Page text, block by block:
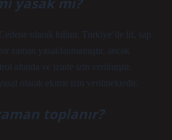
olarak bilinir. Türkiye’de lif, sap
zaman yasaklanmamıştır, ancak
altında ve izinle izin verilmiştir.
olarak ekime izin verilmektedir.
toplanır?